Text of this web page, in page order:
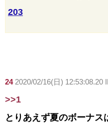
203
24 2020/02/16(日) 12:53:08.20
>>1
とりあえず夏のボーナス